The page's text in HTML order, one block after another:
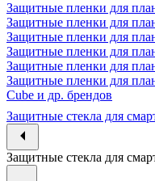
Защитные пленки для
Защитные пленки для
Защитные пленки для
Защитные пленки для
Защитные пленки для
Защитные пленки для
Cube и др. брендов
Защитные стекла для
Защитные стекла для